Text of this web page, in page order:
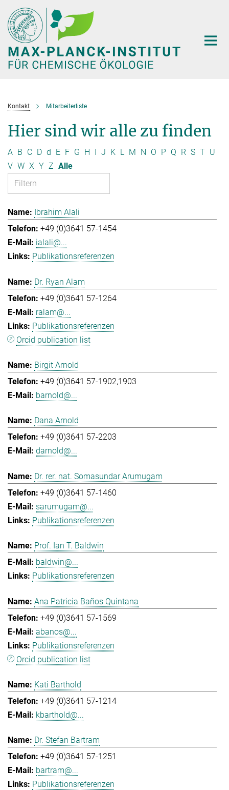
Hauptinhalt
Kontakt Mitarbeiterliste
Hier sind wir alle zu finden
A B C D d E F G H I J K L M N O P Q R S T U
V W X Y Z Alle
Ibrahim Alali
+49 (0)3641 57-1454
ialali@...
Publikationsreferenzen
Dr. Ryan Alam
+49 (0)3641 57-1264
ralam@...
Publikationsreferenzen
Orcid publication list
Birgit Arnold
+49 (0)3641 57-1902,1903
barnold@...
Dana Arnold
+49 (0)3641 57-2203
darnold@...
Dr. rer. nat. Somasundar Arumugam
+49 (0)3641 57-1460
sarumugam@...
Publikationsreferenzen
Prof. Ian T. Baldwin
baldwin@...
Publikationsreferenzen
Ana Patricia Baños Quintana
+49 (0)3641 57-1569
abanos@...
Publikationsreferenzen
Orcid publication list
Kati Barthold
+49 (0)3641 57-1214
kbarthold@...
Dr. Stefan Bartram
+49 (0)3641 57-1251
bartram@...
Publikationsreferenzen